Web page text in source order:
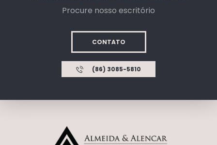
Procure nosso escritório
CONTATO
(86) 3085-5810